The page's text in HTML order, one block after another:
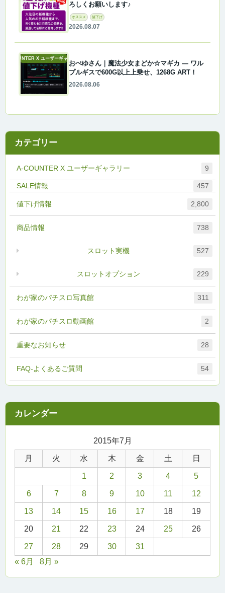
ろしくお願いします♪
オススメ 値下げ
2026.08.07
A-COUNTER X ユーザーギャラリー
おぺゆさん｜魔法少女まどか☆マギカ ― ワル
プルギスで600G以上上乗せ、1268G ART！
2026.08.06
カテゴリー
A-COUNTER X ユーザーギャラリー 9
FAQ-よくあるご質問 54
457
わが家のパチスロ写真館 311
わが家のパチスロ動画館 2
値下げ情報 2,800
商品情報 738
スロットオプション 229
スロット実機 527
重要なお知らせ 28
2015年7月
月 火 水 木 金 土 日
1 2 3 4 5
6 7 8 9 10 11 12
13 14 15 16 17 18 19
20 21 22 23 24 25 26
27 28 29 30
31
« 6月
8月 »